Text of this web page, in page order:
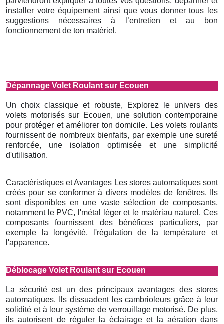
installer votre équipement ainsi que vous donner tous les
suggestions nécessaires à l’entretien et au bon
fonctionnement de ton matériel.
Dépannage Volet Roulant sur Ecouen
Un choix classique et robuste, Explorez le univers des
volets motorisés sur Ecouen, une solution contemporaine
pour protéger et améliorer ton domicile. Les volets roulants
fournissent de nombreux bienfaits, par exemple une sureté
renforcée, une isolation optimisée et une simplicité
d'utilisation.
Caractéristiques et Avantages Les stores automatiques sont
créés pour se conformer à divers modèles de fenêtres. Ils
sont disponibles en une vaste sélection de composants,
notamment le PVC, l'métal léger et le matériau naturel. Ces
composants fournissent des bénéfices particuliers, par
exemple la longévité, l'régulation de la température et
l'apparence.
Déblocage Volet Roulant sur Ecouen
La sécurité est un des principaux avantages des stores
automatiques. Ils dissuadent les cambrioleurs grâce à leur
solidité et à leur système de verrouillage motorisé. De plus,
ils autorisent de réguler la éclairage et la aération dans